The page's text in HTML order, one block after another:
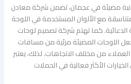
مضيئة في عجمان، تضمن شركة معادن
مع الألوان المستخدمة في اللوحة
كما تهتم شركة تصميم لوحات
اللوحات المضيئة مرئية من مسافات
من مختلف الاتجاهات. لذلك، يعتبر
الأكثر فعالية في الحملات